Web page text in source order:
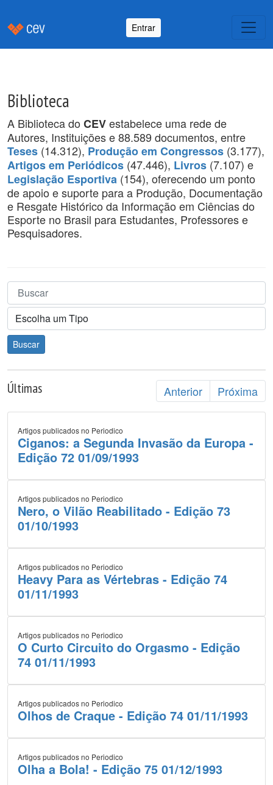
Entrar
Biblioteca
A Biblioteca do CEVestabelece uma rede de
Autores, Instituições e 88.589 documentos, entre
Teses (14.312), Produção em Congressos (3.177),
Artigos em Periódicos (47.446), Livros (7.107) e
Legislação Esportiva (154), oferecendo um ponto
de apoio e suporte para a Produção, Documentação
e Resgate Histórico da Informação em Ciências do
Esporte no Brasil para Estudantes, Professores e
Pesquisadores.
Buscar
Últimas Anterior Próxima
Artigos publicados no Periodico
Ciganos: a Segunda Invasão da Europa -
Edição 72 01/09/1993
Artigos publicados no Periodico
Nero, o Vilão Reabilitado - Edição 73
01/10/1993
Artigos publicados no Periodico
Heavy Para as Vértebras - Edição 74
01/11/1993
Artigos publicados no Periodico
O Curto Circuito do Orgasmo - Edição
74 01/11/1993
Artigos publicados no Periodico
Olhos de Craque - Edição 74 01/11/1993
Artigos publicados no Periodico
Olha a Bola! - Edição 75 01/12/1993